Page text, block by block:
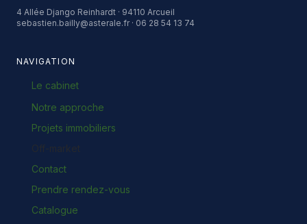
4 Allée Django Reinhardt · 94110 Arcueil
sebastien.bailly@asterale.fr · 06 28 54 13 74
NAVIGATION
Le cabinet
Notre approche
Projets immobiliers
Contact
Prendre rendez-vous
Catalogue